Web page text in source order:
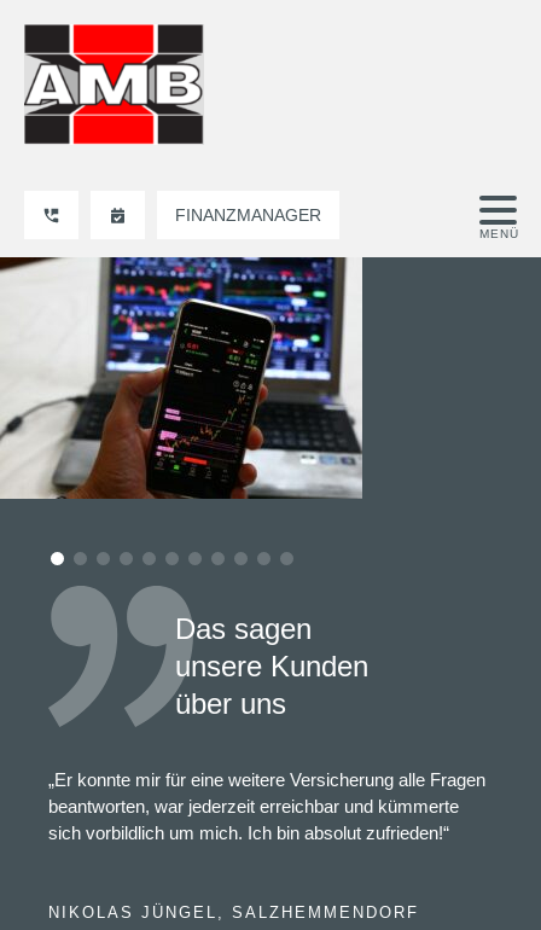
FINANZMANAGER
Das sagen
unsere Kunden
über uns
„Er konnte mir für eine weitere Versicherung alle Fragen
beantworten, war jederzeit erreichbar und kümmerte
sich vorbildlich um mich. Ich bin absolut zufrieden!“
NIKOLAS JÜNGEL, SALZHEMMENDORF